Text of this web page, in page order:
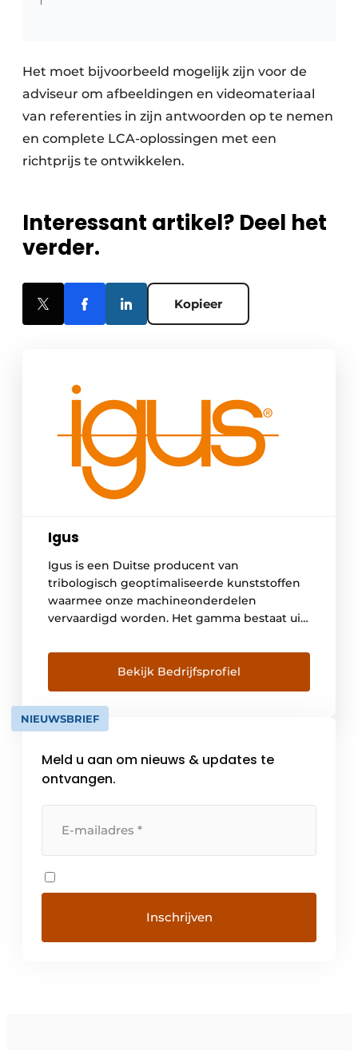
Het moet bijvoorbeeld mogelijk zijn voor de
adviseur om afbeeldingen en videomateriaal
van referenties in zijn antwoorden op te nemen
en complete LCA-oplossingen met een
richtprijs te ontwikkelen.
Interessant artikel? Deel het
verder.
Kopieer
Igus
Igus is een Duitse producent van
tribologisch geoptimaliseerde kunststoffen
waarmee onze machineonderdelen
vervaardigd worden. Het gamma bestaat uit
kabelrupsen en kabels; motion plastics
genaamd. In België bedienen we meer dan
3000 klanten die actief zijn in grote
verscheidenheid van industrieën. Met de
online tools die terug te vinden zijn op […]
Bekijk Bedrijfsprofiel
NIEUWSBRIEF
Meld u aan om nieuws & updates te
ontvangen.